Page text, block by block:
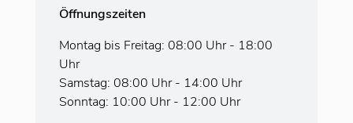
Öffnungszeiten
Montag bis Freitag: 08:00 Uhr - 18:00
Uhr
Samstag: 08:00 Uhr - 14:00 Uhr
Sonntag: 10:00 Uhr - 12:00 Uhr